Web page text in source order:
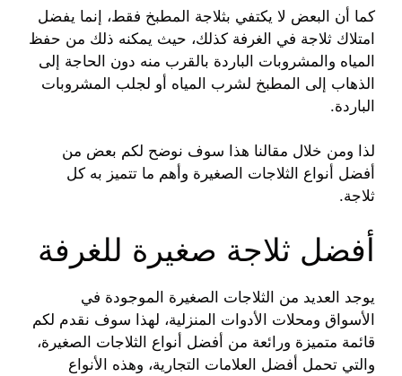
كما أن البعض لا يكتفي بثلاجة المطبخ فقط، إنما يفضل
امتلاك ثلاجة في الغرفة كذلك، حيث يمكنه ذلك من حفظ
المياه والمشروبات الباردة بالقرب منه دون الحاجة إلى
الذهاب إلى المطبخ لشرب المياه أو لجلب المشروبات
الباردة.
لذا ومن خلال مقالنا هذا سوف نوضح لكم بعض من
أفضل أنواع الثلاجات الصغيرة وأهم ما تتميز به كل
ثلاجة.
أفضل ثلاجة صغيرة للغرفة
يوجد العديد من الثلاجات الصغيرة الموجودة في
الأسواق ومحلات الأدوات المنزلية، لهذا سوف نقدم لكم
قائمة متميزة ورائعة من أفضل أنواع الثلاجات الصغيرة،
والتي تحمل أفضل العلامات التجارية، وهذه الأنواع